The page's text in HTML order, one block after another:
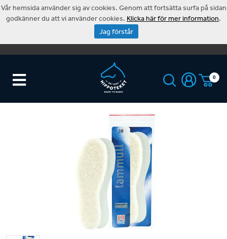
0
Vår hemsida använder sig av cookies. Genom att fortsätta surfa på sidan
godkänner du att vi använder cookies. Klicka här för mer information.
Jag förstår